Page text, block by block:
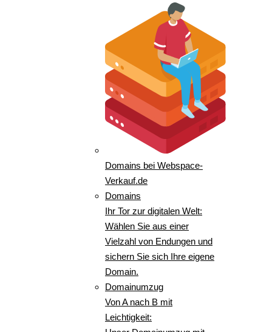
Domains bei Webspace-
Verkauf.de
Domains
Ihr Tor zur digitalen Welt:
Wählen Sie aus einer
Vielzahl von Endungen und
sichern Sie sich Ihre eigene
Domain.
Domainumzug
Von A nach B mit
Leichtigkeit: